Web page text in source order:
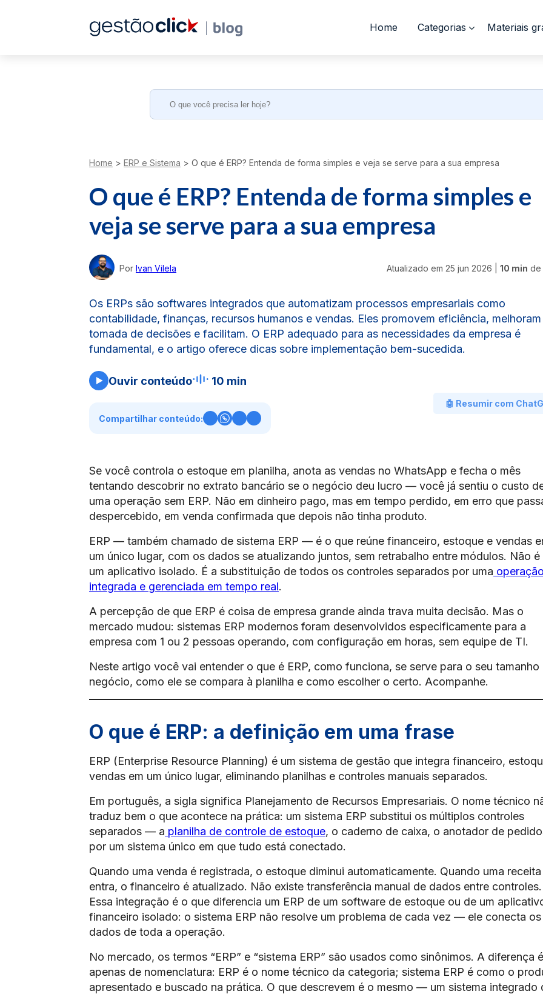
Home Categorias Materiais
Search
Home > ERP e Sistema > O que é ERP? Entenda de forma simples e veja se serve para a sua empresa
O que é ERP? Entenda de forma simples e
veja se serve para a sua empresa
Por Ivan Vilela Atualizado em 25 jun 2026 10 min de
Os ERPs são softwares integrados que automatizam processos empresariais como
contabilidade, finanças, recursos humanos e vendas. Eles promovem eficiência, melhoram
tomada de decisões e facilitam. O ERP adequado para as necessidades da empresa é
fundamental, e o artigo oferece dicas sobre implementação bem-sucedida.
Ouvir conteúdo 10 min
🤖 Resumir com
Compartilhar conteúdo:
Se você controla o estoque em planilha, anota as vendas no WhatsApp e fecha o mês
tentando descobrir no extrato bancário se o negócio deu lucro — você já sentiu o custo
uma operação sem ERP. Não em dinheiro pago, mas em tempo perdido, em erro que
despercebido, em venda confirmada que depois não tinha produto.
ERP — também chamado de sistema ERP — é o que reúne financeiro, estoque e vendas
um único lugar, com os dados se atualizando juntos, sem retrabalho entre módulos. Não é
um aplicativo isolado. É a substituição de todos os controles separados por uma operação
integrada e gerenciada em tempo real.
A percepção de que ERP é coisa de empresa grande ainda trava muita decisão. Mas o
mercado mudou: sistemas ERP modernos foram desenvolvidos especificamente para a
empresa com 1 ou 2 pessoas operando, com configuração em horas, sem equipe de TI.
Neste artigo você vai entender o que é ERP, como funciona, se serve para o seu tamanho
negócio, como ele se compara à planilha e como escolher o certo. Acompanhe.
O que é ERP: a definição em uma frase
ERP (Enterprise Resource Planning) é um sistema de gestão que integra financeiro,
vendas em um único lugar, eliminando planilhas e controles manuais separados.
Em português, a sigla significa Planejamento de Recursos Empresariais. O nome técnico
traduz bem o que acontece na prática: um sistema ERP substitui os múltiplos controles
separados — a planilha de controle de estoque, o caderno de caixa, o anotador de
por um sistema único em que tudo está conectado.
Quando uma venda é registrada, o estoque diminui automaticamente. Quando uma receita
entra, o financeiro é atualizado. Não existe transferência manual de dados entre controles.
Essa integração é o que diferencia um ERP de um software de estoque ou de um
financeiro isolado: o sistema ERP não resolve um problema de cada vez — ele conecta os
dados de toda a operação.
No mercado, os termos “ERP” e “sistema ERP” são usados como sinônimos. A diferença é
apenas de nomenclatura: ERP é o nome técnico da categoria; sistema ERP é como o
apresentado e buscado na prática. O que descrevem é o mesmo — um sistema integrado